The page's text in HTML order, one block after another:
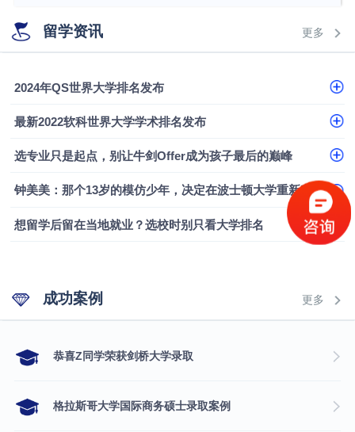
从上海财大2+2到谢菲尔德：低均分逆袭QS百强金
融会计硕士实录
从上海财大2+2到谢菲尔德：低均分逆袭QS百强金
留学资讯 更多
2024年QS世界大学排名发布
最新2022软科世界大学学术排名发布
选专业只是起点，别让牛剑Offer成为孩子最后的巅峰
钟美美：那个13岁的模仿少年，决定在波士顿大学重新定义自己
想留学后留在当地就业？选校时别只看大学排名
成功案例 更多
​恭喜Z同学荣获剑桥大学录取
格拉斯哥大学国际商务硕士录取案例